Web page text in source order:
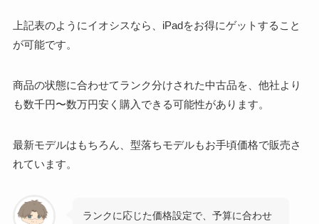
上記表のようにイオシスなら、iPadをお得にゲットすること
が可能です。
商品の状態に合わせてランク分けされた中古品を、他社より
も数千円〜数万円安く購入できる可能性があります。
最新モデルはもちろん、型落ちモデルもお手頃価格で販売さ
れています。
ランクに応じた価格設定で、予算に合わせ